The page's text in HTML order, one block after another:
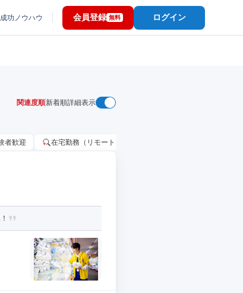
功ノウハウ 会員登録 無料 ログイン
関連度順新着順詳細表示
者歓迎 在宅勤務（リモートワーク）OK